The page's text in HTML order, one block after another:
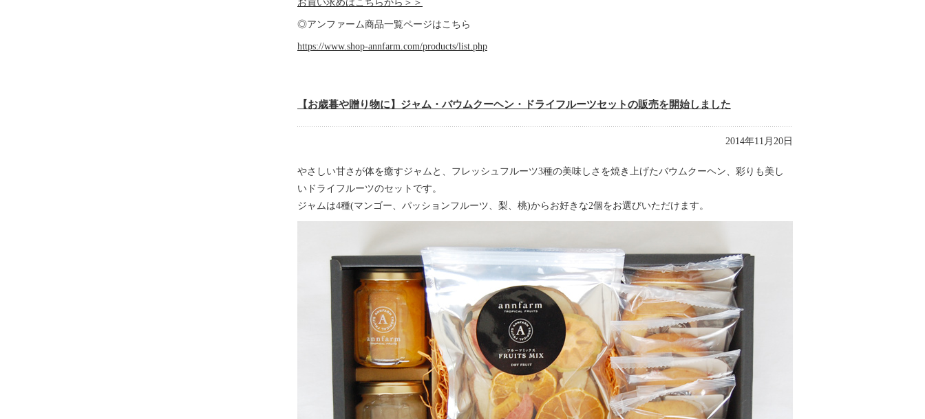
お買い求めはこちらから＞＞
◎アンファーム商品一覧ページはこちら
https://www.shop-annfarm.com/products/list.php
【お歳暮や贈り物に】ジャム・バウムクーヘン・ドライフルーツセットの販売を開始しました
2014年11月20日
やさしい甘さが体を癒すジャムと、フレッシュフルーツ3種の美味しさを焼き上げたバウムクーヘン、彩りも美し
いドライフルーツのセットです。
ジャムは4種(マンゴー、パッションフルーツ、梨、桃)からお好きな2個をお選びいただけます。